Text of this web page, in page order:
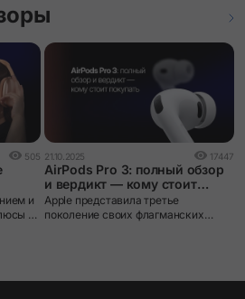
505
и
и
21.10.2025 17447
AirPods Pro 3: полный обзор
и вердикт — кому стоит
покупать
Apple представила третье
поколение своих флагманских